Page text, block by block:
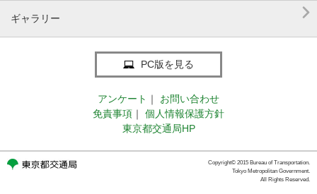
ギャラリー 
PC版を見る
アンケート ｜
お問い合わせ
免責事項 ｜
個人情報保護方針
東京都交通局HP
Copyright© 2015 Bureau of Transportation.
Tokyo Metropolitan Government.
All Rights Reserved.